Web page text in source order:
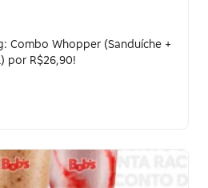
Combo Whopper (Sanduíche +
por R$26,90!